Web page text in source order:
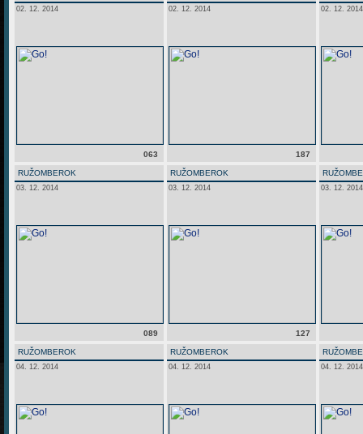
02. 12. 2014
063
02. 12. 2014
187
02. 12. 2014
RUŽOMBEROK
03. 12. 2014
089
RUŽOMBEROK
03. 12. 2014
127
03. 12. 2014
RUŽOMBEROK
04. 12. 2014
RUŽOMBEROK
04. 12. 2014 04. 12. 2014